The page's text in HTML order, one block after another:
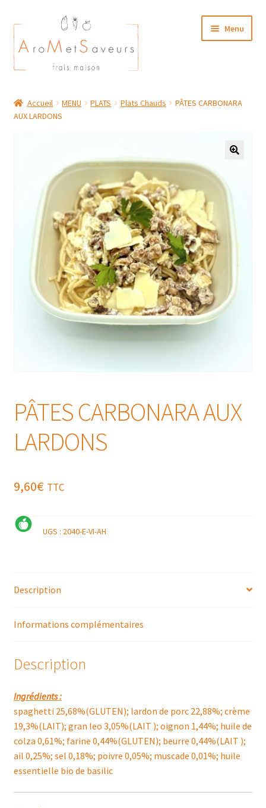
Aller
à
la
navigation
Aller
au
contenu
Menu
Plat du Jour/ Menu Week end
MON COMPTE
Accueil MENU PLATS Plats Chauds
PÂTES CARBONARA
AUX LARDONS
PÂTES CARBONARA AUX
LARDONS
9,60€ TTC
UGS : 2040-E-VI-AH
Description
Informations complémentaires
Description
Ingrédients :
spaghetti 25,68%(GLUTEN); lardon de porc 22,88%; crème
19,3%(LAIT); gran leo 3,05%(LAIT ); oignon 1,44%; huile de
colza 0,61%; farine 0,44%(GLUTEN); beurre 0,44%(LAIT );
ail 0,25%; sel 0,18%; poivre 0,05%; muscade 0,01%; huile
essentielle bio de basilic